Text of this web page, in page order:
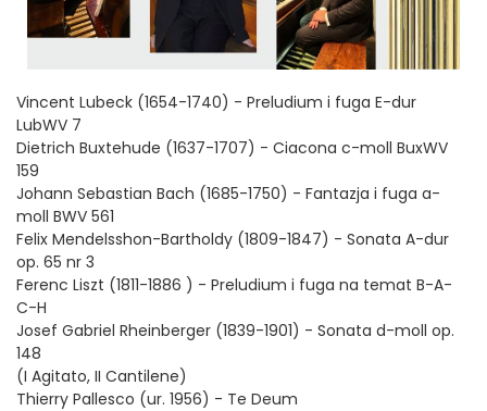
Vincent Lubeck (1654-1740) - Preludium i fuga E-dur
LubWV 7
Dietrich Buxtehude (1637-1707) - Ciacona c-moll BuxWV
159
Johann Sebastian Bach (1685-1750) - Fantazja i fuga a-
moll BWV 561
Felix Mendelsshon-Bartholdy (1809-1847) - Sonata A-dur
op. 65 nr 3
Ferenc Liszt (1811-1886 ) - Preludium i fuga na temat B-A-
C-H
Josef Gabriel Rheinberger (1839-1901) - Sonata d-moll op.
148
(I Agitato, II Cantilene)
Thierry Pallesco (ur. 1956) - Te Deum